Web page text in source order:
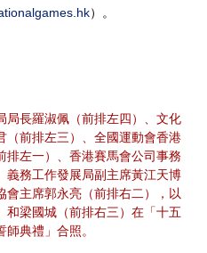
）。
局長羅淑佩（前排左四）、文化
（前排左三）、全國運動會香港
排左一）、香港賽馬會公司事務
義務工作發展局副主席黃江天博
主席郭永亮（前排右二），以
和梁國城（前排右三）在「十五
典禮」合照。